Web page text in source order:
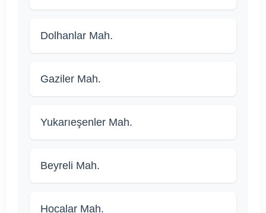
Dolhanlar Mah.
Gaziler Mah.
Yukarıeşenler Mah.
Beyreli Mah.
Hocalar Mah.